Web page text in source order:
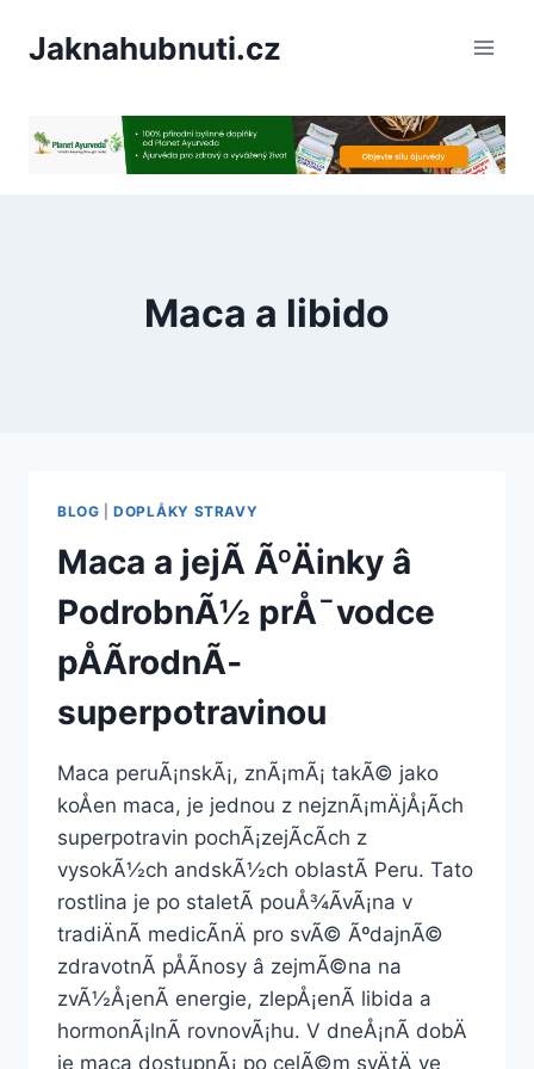
Jaknahubnuti.cz
Maca a libido
BLOG |DOPLÅKY STRAVY
Maca a jejÃ­ ÃºÄinky â
PodrobnÃ½ prÅ¯vodce
pÅÃ­rodnÃ­
superpotravinou
Maca peruÃ¡nskÃ¡, znÃ¡mÃ¡ takÃ© jako
koÅen maca, je jednou z nejznÃ¡mÄjÅ¡Ã­ch
superpotravin pochÃ¡zejÃ­cÃ­ch z
vysokÃ½ch andskÃ½ch oblastÃ­ Peru. Tato
rostlina je po staletÃ­ pouÅ¾Ã­vÃ¡na v
tradiÄnÃ­ medicÃ­nÄ pro svÃ© ÃºdajnÃ©
zdravotnÃ­ pÅÃ­nosy â zejmÃ©na na
zvÃ½Å¡enÃ­ energie, zlepÅ¡enÃ­ libida a
hormonÃ¡lnÃ­ rovnovÃ¡hu. V dneÅ¡nÃ­ dobÄ
je maca dostupnÃ¡ po celÃ©m svÄtÄ ve